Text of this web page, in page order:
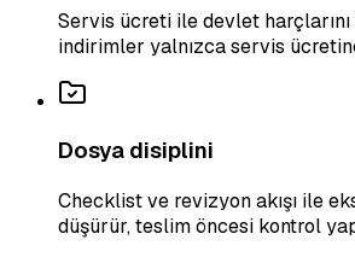
Servis ücreti ile devlet harçlarını
indirimler yalnızca servis
Dosya disiplini
Checklist ve revizyon akışı ile
düşürür, teslim öncesi kontrol